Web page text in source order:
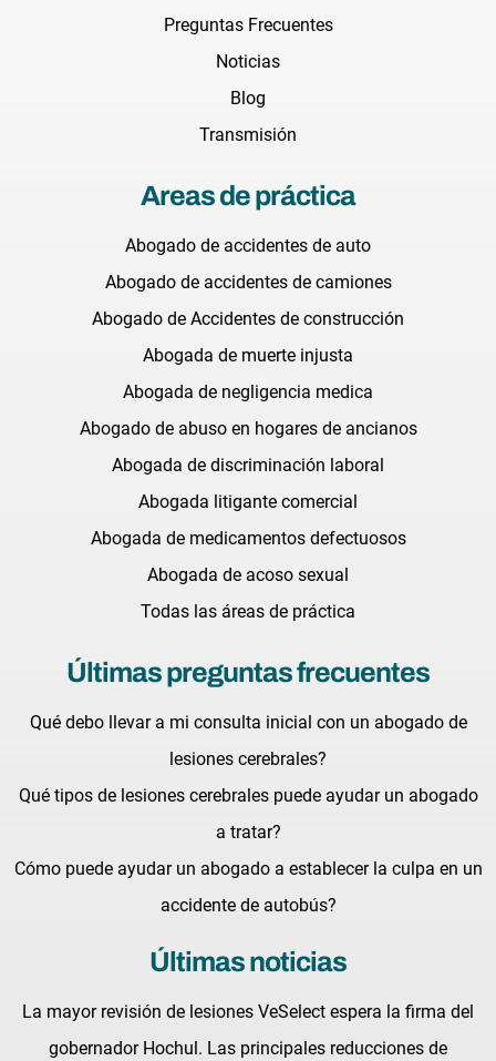
Preguntas Frecuentes
Noticias
Blog
Transmisión
Areas de práctica
Abogado de accidentes de auto
Abogado de accidentes de camiones
Abogado de Accidentes de construcción
Abogada de muerte injusta
Abogada de negligencia medica
Abogado de abuso en hogares de ancianos
Abogada de discriminación laboral
Abogada litigante comercial
Abogada de medicamentos defectuosos
Abogada de acoso sexual
Todas las áreas de práctica
Últimas preguntas frecuentes
Qué debo llevar a mi consulta inicial con un abogado de
lesiones cerebrales?
Qué tipos de lesiones cerebrales puede ayudar un abogado
a tratar?
Cómo puede ayudar un abogado a establecer la culpa en un
accidente de autobús?
Últimas noticias
La mayor revisión de lesiones VeSelect espera la firma del
gobernador Hochul. Las principales reducciones de